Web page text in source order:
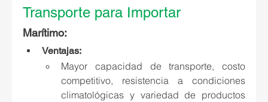
Transporte para Importar
Marítimo:
Ventajas:
Mayor capacidad de transporte, costo
competitivo, resistencia a condiciones
climatológicas y variedad de productos